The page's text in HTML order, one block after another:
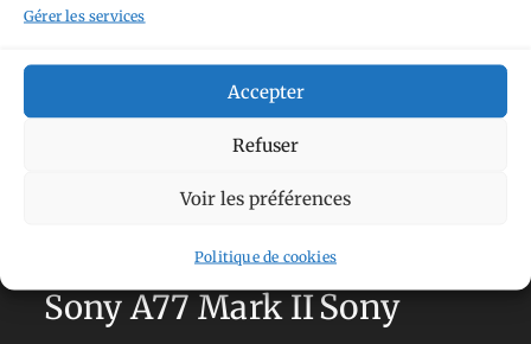
Gérer les services
Accepter
Refuser
Voir les préférences
Politique de cookies
perchéCircuit
Academy Hauts-de-France Hébergement JaponJournées
La Défense
Olympus OM-D E-M5
Paris Pays-Bas
Sans adresseSavoie
Sony A77 Mark IISony